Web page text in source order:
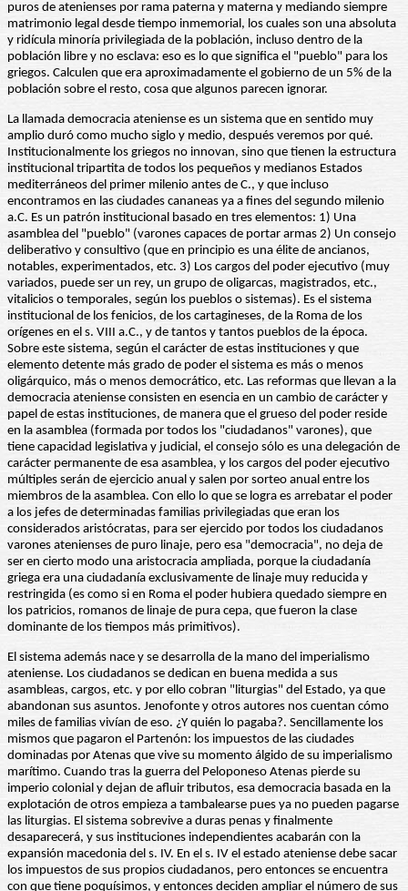
puros de atenienses por rama paterna y materna y mediando siempre
matrimonio legal desde tiempo inmemorial, los cuales son una absoluta
y ridícula minoría privilegiada de la población, incluso dentro de la
población libre y no esclava: eso es lo que significa el "pueblo" para los
griegos. Calculen que era aproximadamente el gobierno de un 5% de la
población sobre el resto, cosa que algunos parecen ignorar.
La llamada democracia ateniense es un sistema que en sentido muy
amplio duró como mucho siglo y medio, después veremos por qué.
Institucionalmente los griegos no innovan, sino que tienen la estructura
institucional tripartita de todos los pequeños y medianos Estados
mediterráneos del primer milenio antes de C., y que incluso
encontramos en las ciudades cananeas ya a fines del segundo milenio
a.C. Es un patrón institucional basado en tres elementos: 1) Una
asamblea del "pueblo" (varones capaces de portar armas 2) Un consejo
deliberativo y consultivo (que en principio es una élite de ancianos,
notables, experimentados, etc. 3) Los cargos del poder ejecutivo (muy
variados, puede ser un rey, un grupo de oligarcas, magistrados, etc.,
vitalicios o temporales, según los pueblos o sistemas). Es el sistema
institucional de los fenicios, de los cartagineses, de la Roma de los
orígenes en el s. VIII a.C., y de tantos y tantos pueblos de la época.
Sobre este sistema, según el carácter de estas instituciones y que
elemento detente más grado de poder el sistema es más o menos
oligárquico, más o menos democrático, etc. Las reformas que llevan a la
democracia ateniense consisten en esencia en un cambio de carácter y
papel de estas instituciones, de manera que el grueso del poder reside
en la asamblea (formada por todos los "ciudadanos" varones), que
tiene capacidad legislativa y judicial, el consejo sólo es una delegación de
carácter permanente de esa asamblea, y los cargos del poder ejecutivo
múltiples serán de ejercicio anual y salen por sorteo anual entre los
miembros de la asamblea. Con ello lo que se logra es arrebatar el poder
a los jefes de determinadas familias privilegiadas que eran los
considerados aristócratas, para ser ejercido por todos los ciudadanos
varones atenienses de puro linaje, pero esa "democracia", no deja de
ser en cierto modo una aristocracia ampliada, porque la ciudadanía
griega era una ciudadanía exclusivamente de linaje muy reducida y
restringida (es como si en Roma el poder hubiera quedado siempre en
los patricios, romanos de linaje de pura cepa, que fueron la clase
dominante de los tiempos más primitivos).
El sistema además nace y se desarrolla de la mano del imperialismo
ateniense. Los ciudadanos se dedican en buena medida a sus
asambleas, cargos, etc. y por ello cobran "liturgias" del Estado, ya que
abandonan sus asuntos. Jenofonte y otros autores nos cuentan cómo
miles de familias vivían de eso. ¿Y quién lo pagaba?. Sencillamente los
mismos que pagaron el Partenón: los impuestos de las ciudades
dominadas por Atenas que vive su momento álgido de su imperialismo
marítimo. Cuando tras la guerra del Peloponeso Atenas pierde su
imperio colonial y dejan de afluir tributos, esa democracia basada en la
explotación de otros empieza a tambalearse pues ya no pueden pagarse
las liturgias. El sistema sobrevive a duras penas y finalmente
desaparecerá, y sus instituciones independientes acabarán con la
expansión macedonia del s. IV. En el s. IV el estado ateniense debe sacar
los impuestos de sus propios ciudadanos, pero entonces se encuentra
con que tiene poquísimos, y entonces deciden ampliar el número de sus